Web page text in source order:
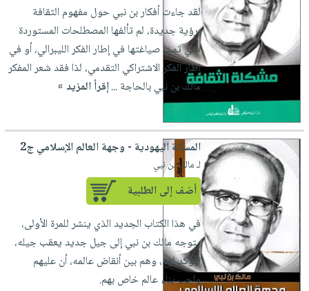
لقد جاءت أفكار بن نبي حول مفهوم الثقافة
برؤية جديدة، لم تألفها المصطلحات المستوردة
التي تمت صياغتها في إطار الفكر الليبرالي، أو في
إطار الفكر الاشتراكي التقدمي، لذا فقد شعر المفكر
مالك بن نبي بالحاجة ...إقرأ المزيد »
المسألة اليهودية - وجهة العالم الإسلامي ج2
لـ مالك بن نبي
أضف إلى الطلبية
في هذا الكتاب الجديد الذي ينشر للمرة الأولى،
يتوجه مالك بن نبي إلى جيل جديد يعقب جيله،
ليؤكد لهم، وهم بين أنقاض عالمه، أن عليهم
واجب بناء عالم خاص بهم.